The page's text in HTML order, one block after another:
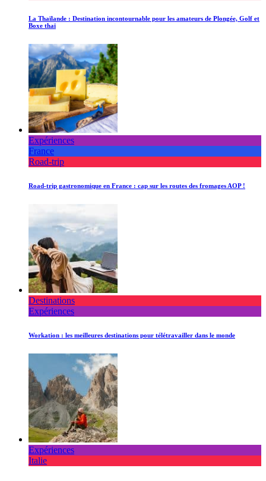
La Thaïlande : Destination incontournable pour les amateurs de Plongée, Golf et
Boxe thaï
Expériences
France
Road-trip
Road-trip gastronomique en France : cap sur les routes des fromages AOP !
Destinations
Expériences
Workation : les meilleures destinations pour télétravailler dans le monde
Expériences
Italie